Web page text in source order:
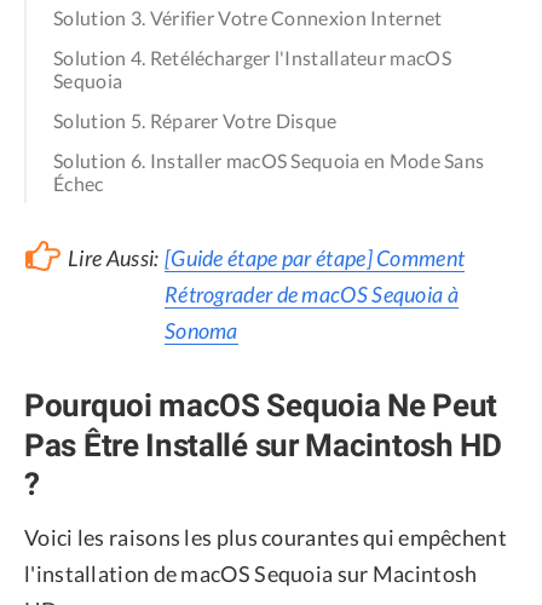
Solution 3. Vérifier Votre Connexion Internet
Solution 4. Retélécharger l'Installateur macOS
Sequoia
Solution 5. Réparer Votre Disque
Solution 6. Installer macOS Sequoia en Mode Sans
Échec
Lire Aussi: [Guide étape par étape] Comment
Rétrograder de macOS Sequoia à
Sonoma
Pourquoi macOS Sequoia Ne Peut
Pas Être Installé sur Macintosh HD
?
Voici les raisons les plus courantes qui empêchent
l'installation de macOS Sequoia sur Macintosh